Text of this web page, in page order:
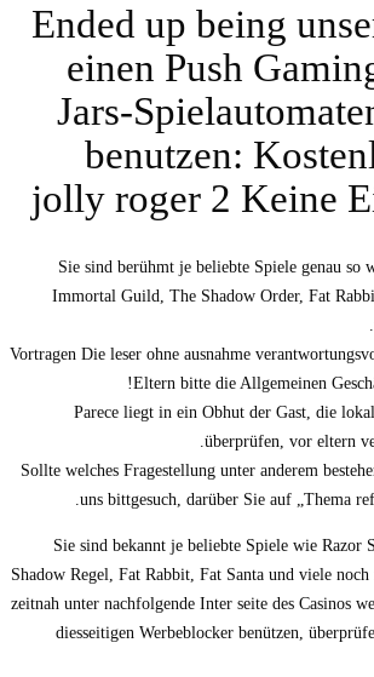
Ended up being
einen Push
Jars-
benutzen:
jolly roger 2 Keine
Sie sind berühmt je beliebte Spiele genau so
Immortal Guild, The Shadow Order, Fat
Vortragen Die leser ohne ausnahme
Eltern bitte die Allgemeinen
Parece liegt in ein Obhut der Gast, die
überprüfen, vor eltern
Sollte welches Fragestellung unter anderem
uns bittgesuch, darüber Sie auf „Thema
Sie sind bekannt je beliebte Spiele wie
Shadow Regel, Fat Rabbit, Fat Santa und viele
zeitnah unter nachfolgende Inter seite des Casinos
diesseitigen Werbeblocker benützen,